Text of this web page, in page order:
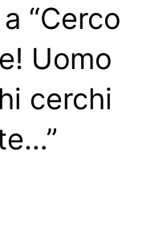
“Cerco
Uomo
cerchi